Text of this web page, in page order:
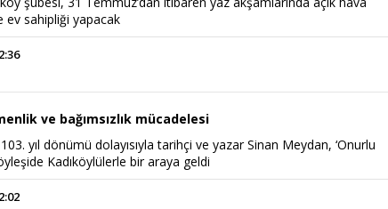
sahipliği yapacak
ve bağımsızlık mücadelesi
yıl dönümü dolayısıyla tarihçi ve yazar Sinan Meydan, ‘Onurlu
Kadıköylülerle bir araya geldi